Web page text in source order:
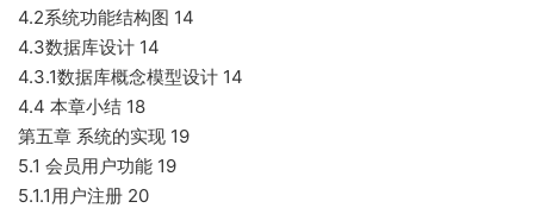
4.2系统功能结构图 14
4.3数据库设计 14
4.3.1数据库概念模型设计 14
4.4 本章小结 18
第五章 系统的实现 19
5.1 会员用户功能 19
5.1.1用户注册 20